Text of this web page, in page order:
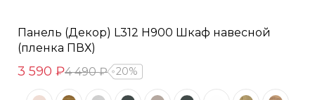
Панель (Декор) L312 H900 Шкаф навесной
(пленка ПВХ)
3 590 ₽4 490 ₽ 20%